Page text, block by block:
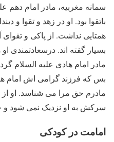
سمانه مغربیه، مادر امام دهم
باتقوا بود. او در زهد و تقوا و
همتایی نداشت. از پاکی و تقوای
بسیار گفته اند.
مادر امام هادی علیه السلام
بس که فرزند گرامی اش امام
مادرم حق مرا می شناسد. او
سرکش به او نزدیک نمی شود و
امامت در کودکی